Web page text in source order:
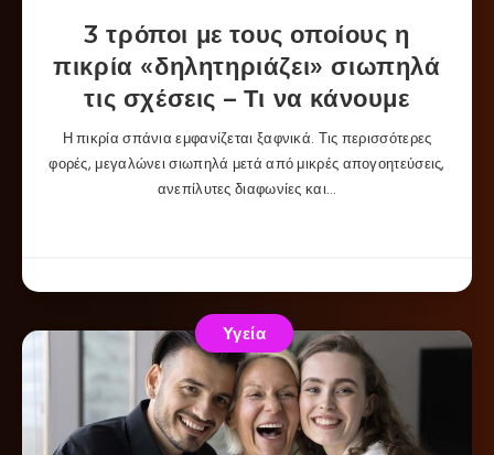
3 τρόποι με τους οποίους η
πικρία «δηλητηριάζει» σιωπηλά
τις σχέσεις – Τι να κάνουμε
Η πικρία σπάνια εμφανίζεται ξαφνικά. Τις περισσότερες
φορές, μεγαλώνει σιωπηλά μετά από μικρές απογοητεύσεις,
ανεπίλυτες διαφωνίες και…
Υγεία